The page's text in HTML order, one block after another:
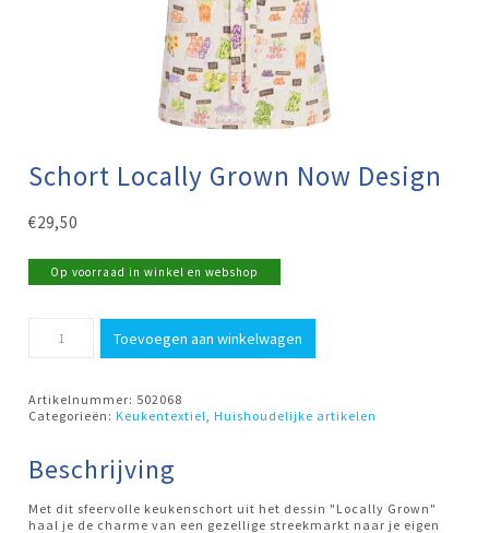
Schort Locally Grown Now Design
€29,50
Op voorraad in winkel en webshop
Locally
aantal
Toevoegen aan winkelwagen
Artikelnummer: 502068
Categorieën:Keukentextiel ,Huishoudelijke artikelen
Beschrijving
Met dit sfeervolle keukenschort uit het dessin "Locally Grown"
haal je de charme van een gezellige streekmarkt naar je eigen